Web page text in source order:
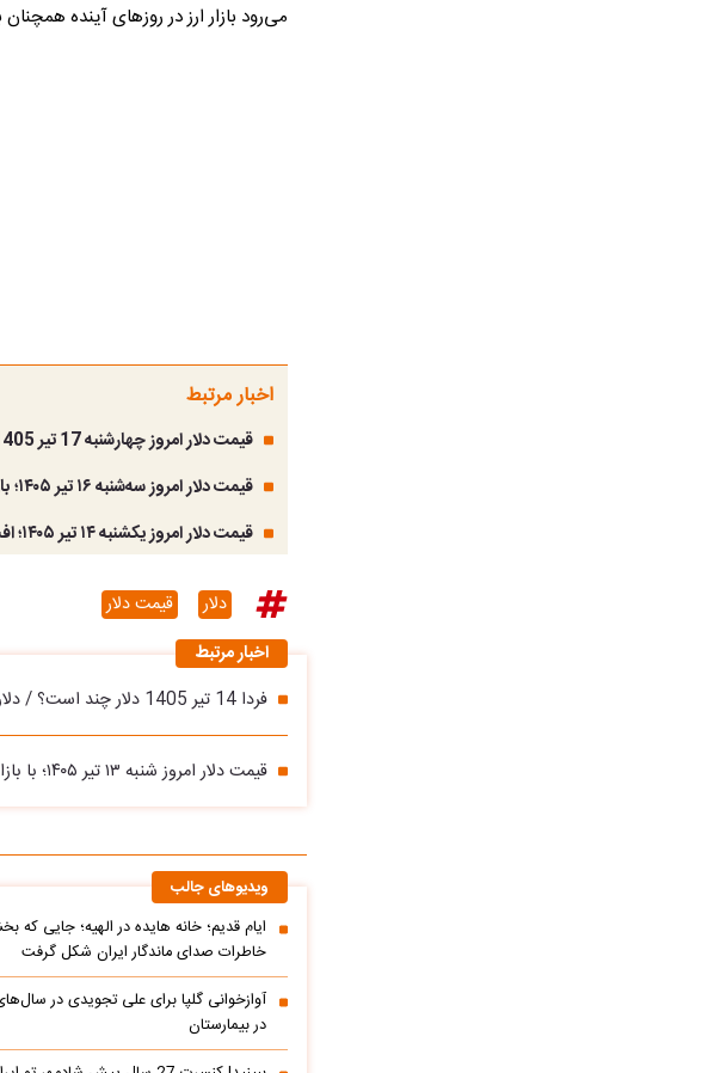
می‌رود بازار ارز در روزهای آینده
اخبار مرتبط
قیمت دلار امروز چهارشنبه 17 تیر 1405؛ دلار آزاد چند شد؟
قیمت دلار امروز سه‌شنبه ۱۶ تیر ۱۴۰۵؛ بازار ارز قرمزپوش شد
قیمت دلار امروز یکشنبه ۱۴ تیر ۱۴۰۵؛ افت قیمت ادامه دارد؟ + جدیدترین پیش‌بینی
دلار
قیمت دلار
اخبار مرتبط
فردا 14 تیر 1405 دلار چند است؟ / دلار به کدام سمت می‌رود؟
قیمت دلار امروز شنبه ۱۳ تیر ۱۴۰۵؛ با بازار ارز تعطیل، نرخ‌ها چگونه اعلام می‌شوند؟
ویدیوهای جالب
ایام قدیم؛ خانه هایده در الهیه؛ جایی که
خاطرات صدای ماندگار ایران شکل گرفت
آوازخوانی گلپا برای علی تجویدی در
در بیمارستان